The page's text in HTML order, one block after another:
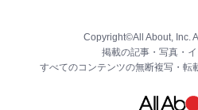
Copyright©All About, Inc.
掲載の記事・写真・イ
すべてのコンテンツの無断複写・転